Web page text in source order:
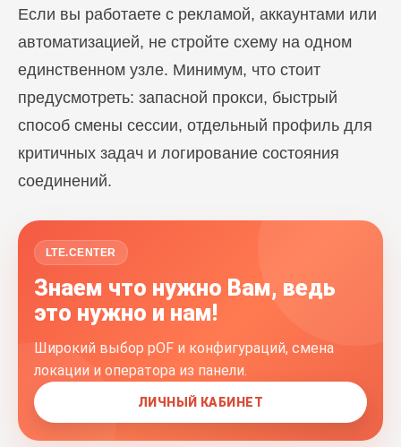
Если вы работаете с рекламой, аккаунтами или
автоматизацией, не стройте схему на одном
единственном узле. Минимум, что стоит
предусмотреть: запасной прокси, быстрый
способ смены сессии, отдельный профиль для
критичных задач и логирование состояния
соединений.
LTE.CENTER
Знаем что нужно Вам, ведь
это нужно и нам!
Широкий выбор pOF и конфигураций, смена
локации и оператора из панели.
ЛИЧНЫЙ КАБИНЕТ